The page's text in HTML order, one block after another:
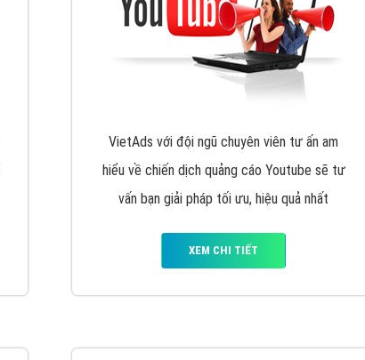
VietAds với đội ngũ chuyên viên tư ấn am
hiểu về chiến dịch quảng cáo Youtube sẽ tư
vấn bạn giải pháp tối ưu, hiệu quả nhất
XEM CHI TIẾT